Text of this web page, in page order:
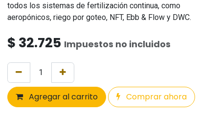
todos los sistemas de fertilización continua, como
aeropónicos, riego por goteo, NFT, Ebb & Flow y DWC.
$ 32.725 Impuestos no incluidos
Agregar al carrito Comprar ahora